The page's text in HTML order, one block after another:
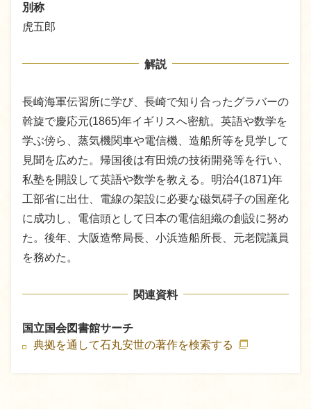
別称
虎五郎
解説
長崎海軍伝習所に学び、長崎で知り合ったグラバーの
斡旋で慶応元(1865)年イギリスへ密航。英語や数学を
学ぶ傍ら、蒸気機関車や電信機、造船所等を見学して
見聞を広めた。帰国後は有田焼の技術開発等を行い、
私塾を開設して英語や数学を教える。明治4(1871)年
工部省に出仕、電線の架設に必要な磁気碍子の国産化
に成功し、電信頭として日本の電信組織の創設に努め
た。後年、大阪造幣局長、小浜造船所長、元老院議員
を務めた。
関連資料
国立国会図書館サーチ
典拠を通して石丸安世の著作を検索する